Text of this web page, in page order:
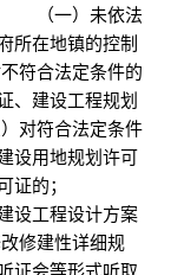
（一）未依法
所在地镇的控制
符合法定条件的
、建设工程规划
对符合法定条件
设用地规划许可
可证的；
设工程设计方案
修建性详细规
证会等形式听取